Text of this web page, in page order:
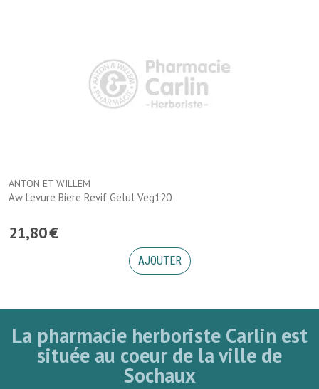
ANTON ET WILLEM
Aw Levure Biere Revif Gelul Veg120
21,80€
AJOUTER
La pharmacie herboriste Carlin est
située au coeur de la ville de
Sochaux